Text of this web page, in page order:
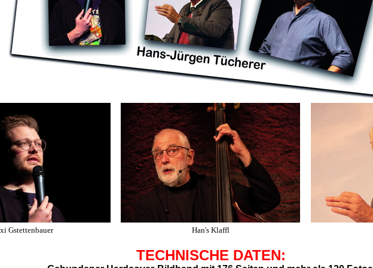
Gstettenbauer Han's Klaffl
TECHNISCHE DATEN: